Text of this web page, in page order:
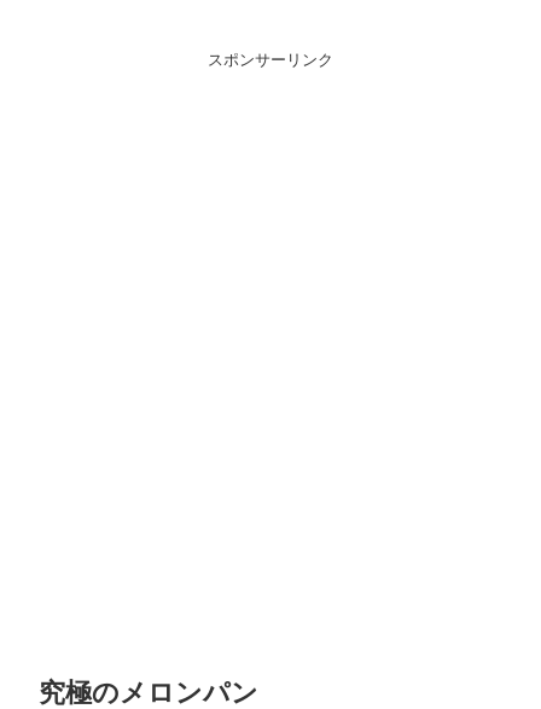
スポンサーリンク
究極のメロンパン